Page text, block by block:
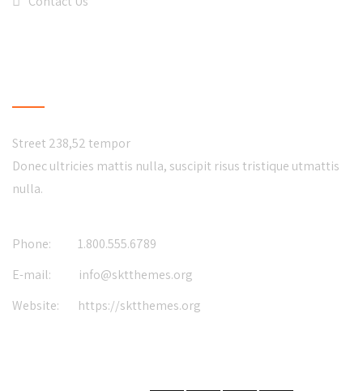
Street 238,52 tempor
Donec ultricies mattis nulla, suscipit risus tristique utmattis
nulla.
Phone:
1.800.555.6789
E-mail:
info@sktthemes.org
Website:
https://sktthemes.org